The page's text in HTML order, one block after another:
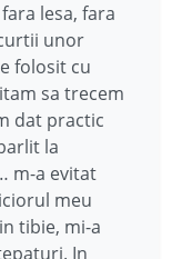
lesa, fara
unor
folosit cu
sa trecem
dat practic
la
m-a evitat
meu
tibie, mi-a
In